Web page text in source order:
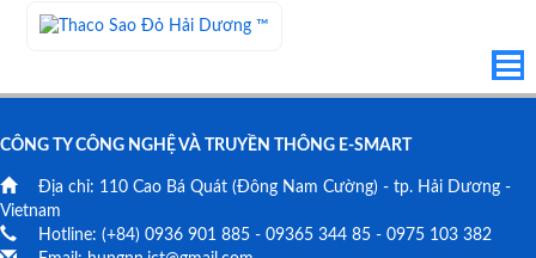
CÔNG TY CÔNG NGHỆ VÀ TRUYỀN THÔNG E-SMART
Địa chỉ: 110 Cao Bá Quát (Đông Nam Cường) - tp. Hải Dương -
Vietnam
Hotline: (+84) 0936 901 885 - 09365 344 85 - 0975 103 382